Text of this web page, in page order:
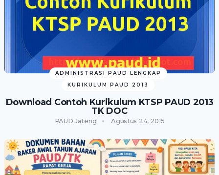
ADMINISTRASI PAUD LENGKAP
KURIKULUM PAUD 2013
Download Contoh Kurikulum KTSP PAUD 2013
TK DOC
PAUD Jateng Agustus 24, 2015